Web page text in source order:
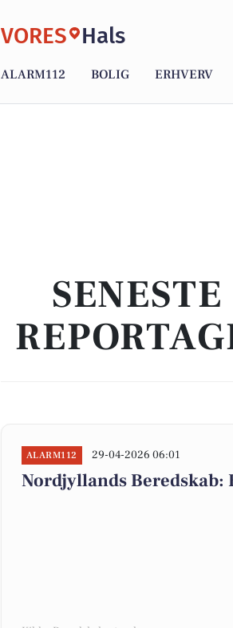
VORES Hals
ALARM112 BOLIG ERHVERV
ALARM112 29-04-2026 06:01
Nordjyllands Beredskab: